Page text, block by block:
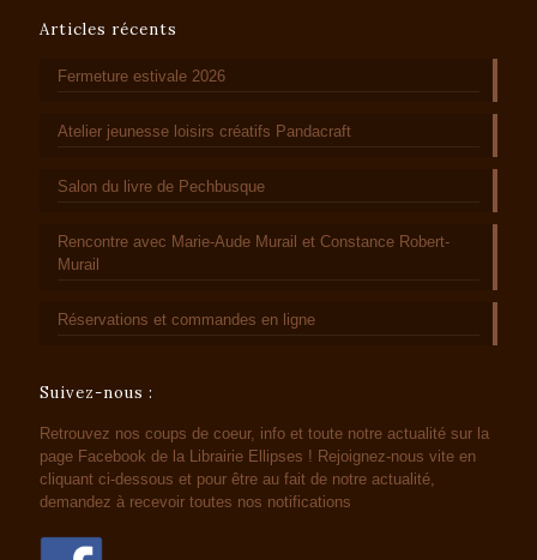
Articles récents
Fermeture estivale 2026
Atelier jeunesse loisirs créatifs Pandacraft
Salon du livre de Pechbusque
Rencontre avec Marie-Aude Murail et Constance Robert-
Murail
Réservations et commandes en ligne
Suivez-nous :
Retrouvez nos coups de coeur, info et toute notre actualité sur la
page Facebook de la Librairie Ellipses ! Rejoignez-nous vite en
cliquant ci-dessous et pour être au fait de notre actualité,
demandez à recevoir toutes nos notifications